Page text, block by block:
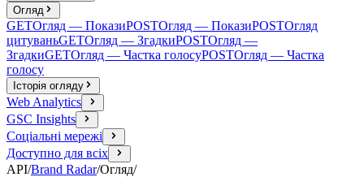
Огляд
GETОгляд — ПоказиPOSTОгляд — ПоказиPOSTОгляд
цитуваньGETОгляд — ЗгадкиPOSTОгляд —
ЗгадкиGETОгляд — Частка голосуPOSTОгляд — Частка
голосу
Історія огляду
Web Analytics
GSC Insights
Соціальні мережі
Доступно для всіх
API/Brand Radar/Огляд/